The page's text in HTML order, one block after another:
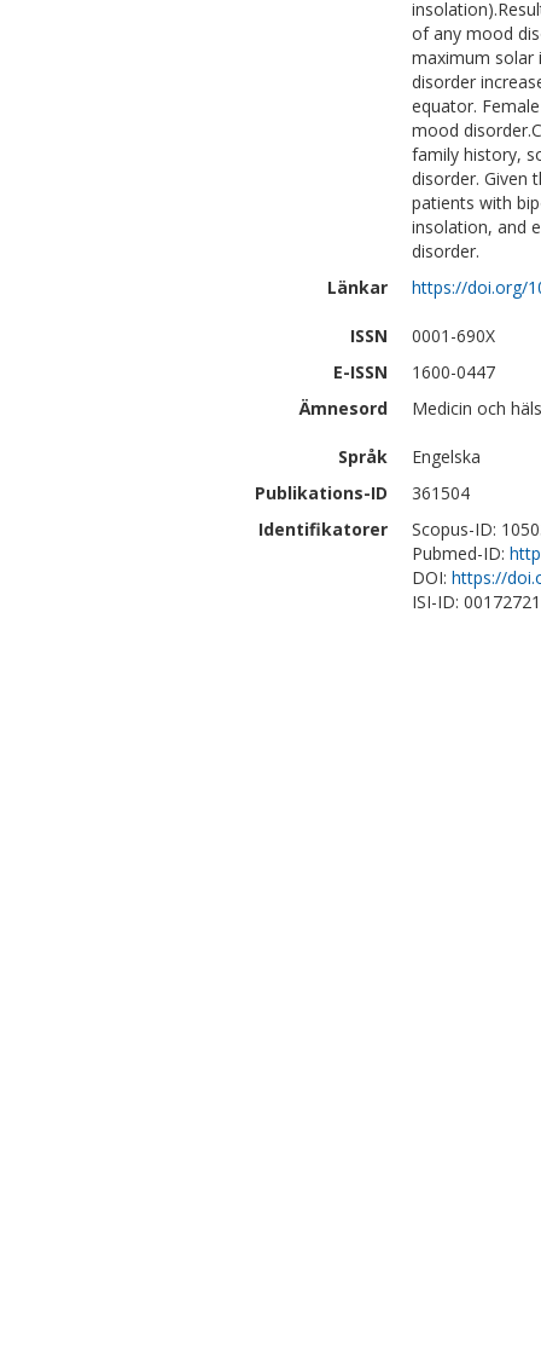
of any mood
maximum solar
disorder
equator.
mood
family history,
disorder. Given
patients with
insolation, and
disorder.
Länkar
https://doi.org/
ISSN
0001-690X
E-ISSN
1600-0447
Ämnesord
Medicin och
Språk
Engelska
Publikations-ID
361504
Identifikatorer
Scopus-ID:
Pubmed-ID:
DOI: https://
ISI-ID: